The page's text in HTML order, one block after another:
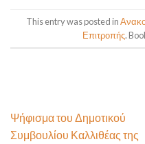
This entry was posted in
Επιτροπής.
Ψήφισμα του Δημοτικού
Συμβουλίου Καλλιθέας της